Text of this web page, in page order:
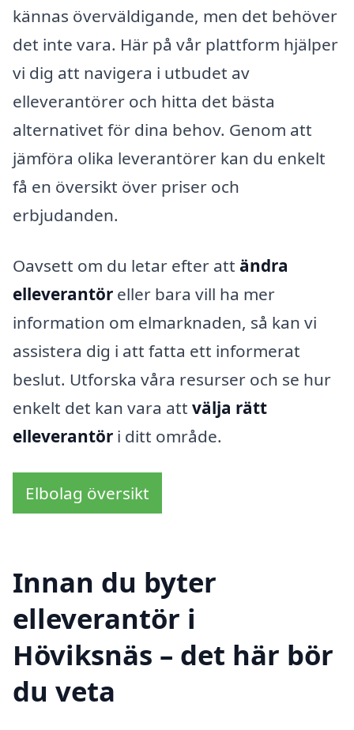
kännas överväldigande, men det behöver
det inte vara. Här på vår plattform hjälper
vi dig att navigera i utbudet av
elleverantörer och hitta det bästa
alternativet för dina behov. Genom att
jämföra olika leverantörer kan du enkelt
få en översikt över priser och
erbjudanden.
Oavsett om du letar efter att ändra
elleverantör eller bara vill ha mer
information om elmarknaden, så kan vi
assistera dig i att fatta ett informerat
beslut. Utforska våra resurser och se hur
enkelt det kan vara att välja rätt
elleverantör i ditt område.
Elbolag översikt
Innan du byter
elleverantör i
Höviksnäs – det här bör
du veta